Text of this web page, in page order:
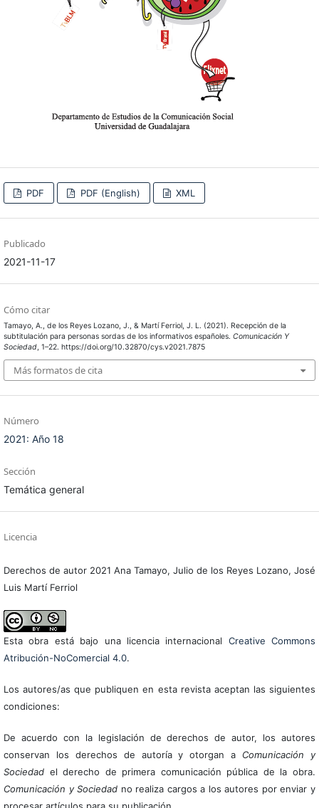
PDF PDF (English) XML
Publicado
2021-11-17
Cómo citar
Tamayo, A., de los Reyes Lozano, J., & Martí Ferriol, J. L. (2021). Recepción de la
subtitulación para personas sordas de los informativos españoles. Comunicación Y
Sociedad, 1–22. https://doi.org/10.32870/cys.v2021.7875
Más formatos de cita
Número
2021: Año 18
Sección
Temática general
Licencia
Derechos de autor 2021 Ana Tamayo, Julio de los Reyes Lozano, José
Luis Martí Ferriol
Esta obra está bajo una licencia internacional Creative Commons
Atribución-NoComercial 4.0.
Los autores/as que publiquen en esta revista aceptan las siguientes
condiciones:
De acuerdo con la legislación de derechos de autor, los autores
conservan los derechos de autoría y otorgan a Comunicación y
Sociedadel derecho de primera comunicación pública de la obra.
Comunicación y Sociedad no realiza cargos a los autores por enviar y